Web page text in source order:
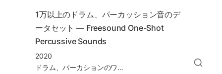
1万以上のドラム、パーカッション音のデ
ータセット — Freesound One-Shot
Percussive Sounds
2020
ドラム、パーカションのワンショットを集めたデータセット